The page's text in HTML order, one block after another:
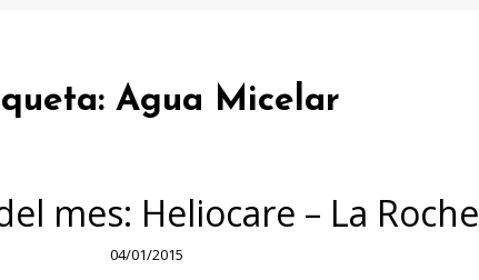
Agua Micelar
mes: Heliocare – La Roche
04/01/2015